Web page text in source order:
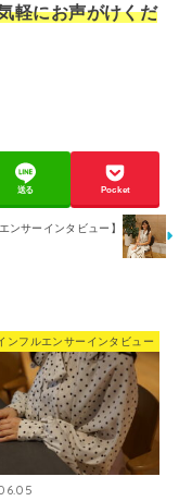
軽にお声がけくだ
送る Pocket
ンサーインタビュー】
ンフルエンサーインタビュー